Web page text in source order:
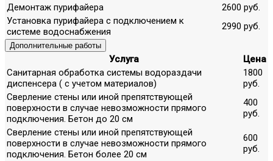
Демонтаж пурифайера
2600 руб.
Установка пурифайера с подключением к
системе водоснабжения
2990 руб.
Дополнительные работы
Услуга
Цена
Санитарная обработка системы водораздачи
диспенсера ( с учетом материалов)
1800
руб.
Сверление стены или иной препятствующей
поверхности в случае невозможности прямого
подключения. Бетон до 20 см
400
руб.
Сверление стены или иной препятствующей
поверхности в случае невозможности прямого
подключения. Бетон более 20 см
600
руб.